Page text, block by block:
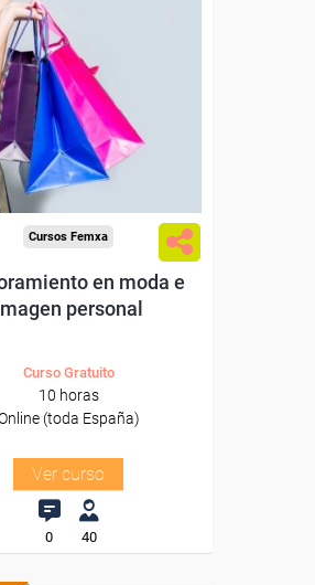
Formación 100%
subvencionada.
desempleados,
y autónomos.
Sector
Almacenes.
Cursos Femxa
en moda e
personal
Curso Gratuito
10 horas
(toda España)
Ver curso
0 40